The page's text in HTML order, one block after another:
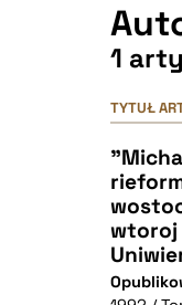
1
TYTUŁ
wtoroj